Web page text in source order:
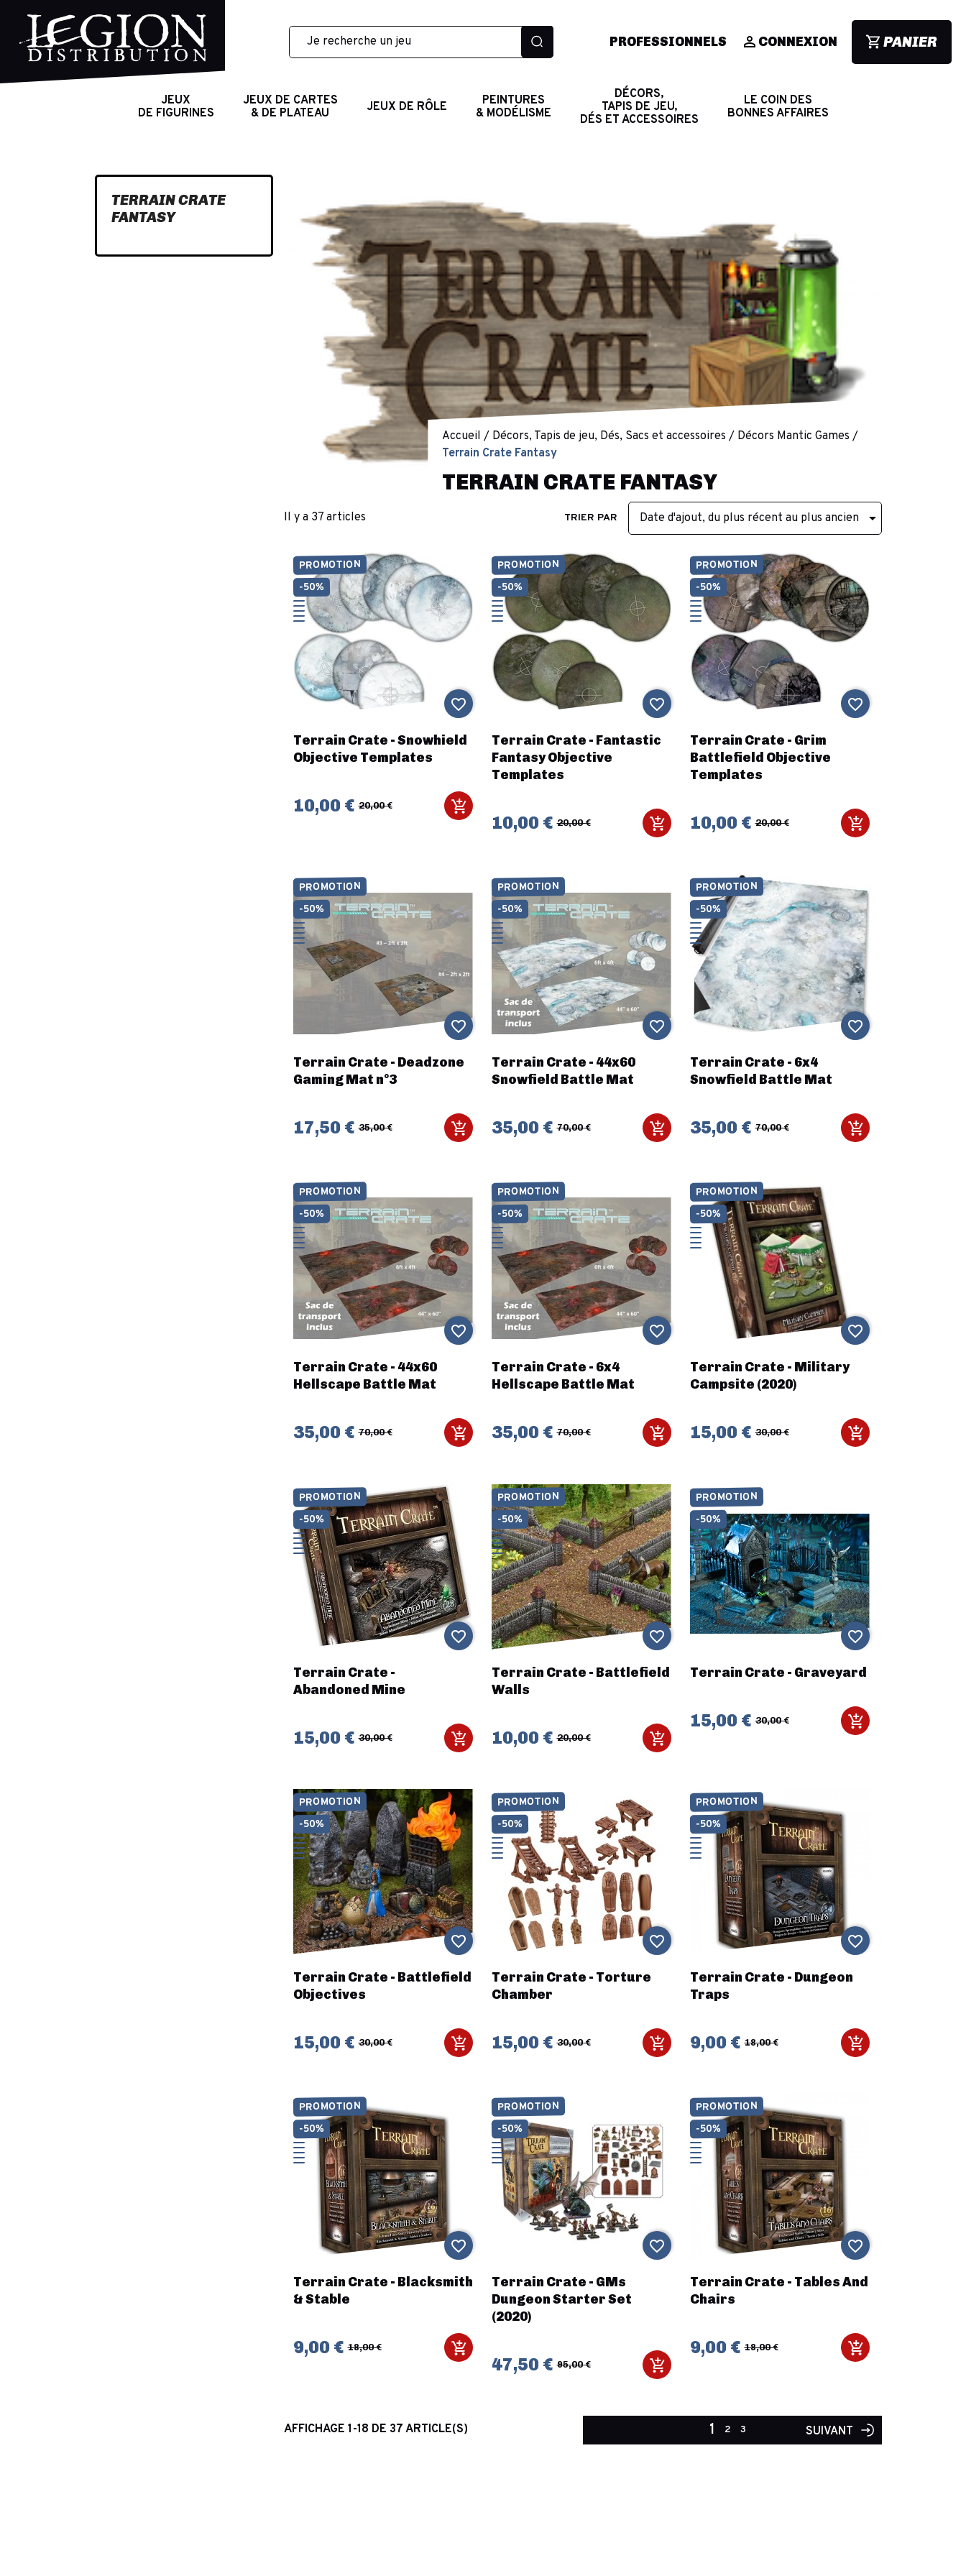
PROFESSIONNELS CONNEXION PANIER
JEUX
DE FIGURINES
JEUX DE CARTES
& DE PLATEAU
JEUX DE RÔLE
PEINTURES
& MODÉLISME
DÉCORS,
TAPIS DE JEU,
DÉS ET ACCESSOIRES
LE COIN DES
BONNES AFFAIRES
TERRAIN CRATE
FANTASY
Accueil Décors, Tapis de jeu, Dés, Sacs et accessoires
Décors Mantic Games
Terrain Crate Fantasy
TERRAIN CRATE FANTASY
Il y a 37 articles TRIER PAR Date d'ajout, du plus récent au plus ancien 
Terrain Crate - Snowhield
Objective Templates
10,00 € 20,00 €
PROMOTION
-50%
favorite_border
Terrain Crate - Fantastic
Fantasy Objective
Templates
10,00 € 20,00 €
PROMOTION
-50%
favorite_border
Terrain Crate - Grim
Battlefield Objective
Templates
10,00 € 20,00 €
PROMOTION
-50%
favorite_border
Terrain Crate - Deadzone
Gaming Mat n°3
17,50 € 35,00 €
PROMOTION
-50%
favorite_border
Terrain Crate - 44x60
Snowfield Battle Mat
35,00 € 70,00 €
PROMOTION
-50%
favorite_border
Terrain Crate - 6x4
Snowfield Battle Mat
35,00 € 70,00 €
PROMOTION
-50%
favorite_border
Terrain Crate - 44x60
Hellscape Battle Mat
35,00 € 70,00 €
PROMOTION
-50%
favorite_border
Terrain Crate - 6x4
Hellscape Battle Mat
35,00 € 70,00 €
PROMOTION
-50%
favorite_border
Terrain Crate - Military
Campsite (2020)
15,00 € 30,00 €
PROMOTION
-50%
favorite_border
Terrain Crate -
Abandoned Mine
15,00 € 30,00 €
PROMOTION
-50%
favorite_border
Terrain Crate - Battlefield
Walls
10,00 € 20,00 €
PROMOTION
-50%
favorite_border
Terrain Crate - Graveyard
15,00 € 30,00 €
PROMOTION
-50%
favorite_border
Terrain Crate - Battlefield
Objectives
15,00 € 30,00 €
PROMOTION
-50%
favorite_border
Terrain Crate - Torture
Chamber
15,00 € 30,00 €
PROMOTION
-50%
favorite_border
Terrain Crate - Dungeon
Traps
9,00 € 18,00 €
PROMOTION
-50%
favorite_border
Terrain Crate - Blacksmith
& Stable
9,00 € 18,00 €
PROMOTION
-50%
favorite_border
Terrain Crate - GMs
Dungeon Starter Set
(2020)
47,50 € 95,00 €
PROMOTION
-50%
favorite_border
Terrain Crate - Tables And
Chairs
9,00 € 18,00 €
PROMOTION
-50%
favorite_border
AFFICHAGE 1-18 DE 37 ARTICLE(S) 1 2 3 SUIVANT